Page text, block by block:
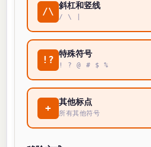
/\ 斜杠和竖线
/ \ |
!? 特殊符号
! ? @ # $ %
+ 其他标点
所有其他符号